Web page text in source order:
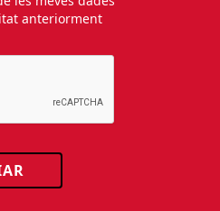
anteriorment